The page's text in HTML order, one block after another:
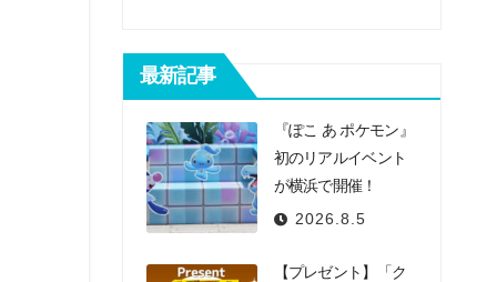
最新記事
『ぽこ あ ポケモン』
初のリアルイベント
が横浜で開催！
2026.8.5
【プレゼント】「ク